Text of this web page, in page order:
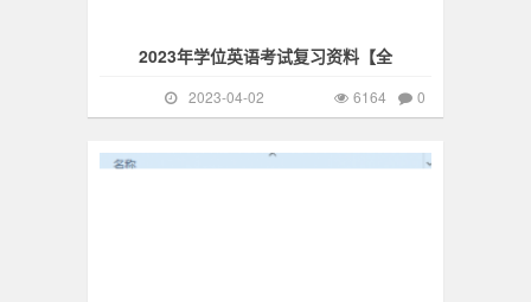
2023年学位英语考试复习资料【全
2023-04-02 0
6164
自考真题 3973